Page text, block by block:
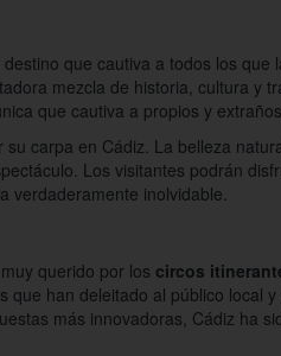
que cautiva a todos los
mezcla de historia, cultura y
que cautiva a propios y
su carpa en Cádiz. La belleza
Los visitantes podrán
verdaderamente inolvidable.
querido por los circos
que han deleitado al público local
más innovadoras, Cádiz ha